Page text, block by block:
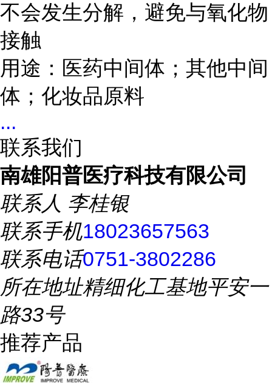
不会发生分解，避免与氧化物
接触
用途：医药中间体；其他中间
体；化妆品原料
...
联系我们
南雄阳普医疗科技有限公司
联系人 李桂银
联系手机18023657563
联系电话0751-3802286
所在地址精细化工基地平安一
路33号
推荐产品